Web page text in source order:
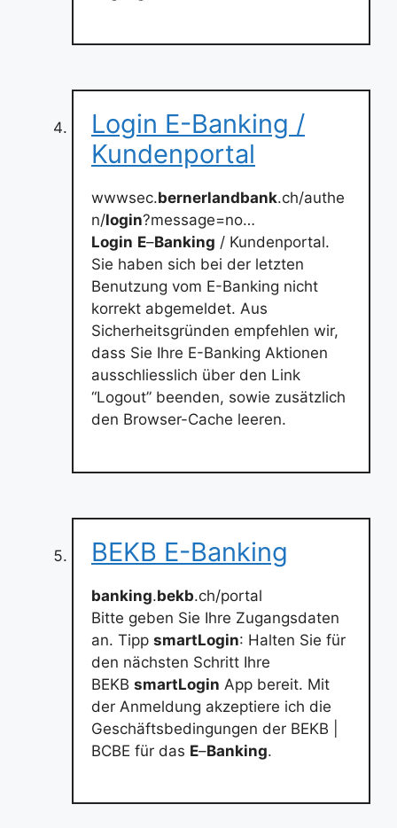
Login E-Banking /
Kundenportal
wwwsec.bernerlandbank.ch/authe
n/login?message=no…
Login E–Banking / Kundenportal.
Sie haben sich bei der letzten
Benutzung vom E-Banking nicht
korrekt abgemeldet. Aus
Sicherheitsgründen empfehlen wir,
dass Sie Ihre E-Banking Aktionen
ausschliesslich über den Link
“Logout” beenden, sowie zusätzlich
den Browser-Cache leeren.
BEKB E-Banking
banking.bekb.ch/portal
Bitte geben Sie Ihre Zugangsdaten
an. Tipp smartLogin: Halten Sie für
den nächsten Schritt Ihre
BEKB smartLogin App bereit. Mit
der Anmeldung akzeptiere ich die
Geschäftsbedingungen der BEKB |
BCBE für das E–Banking.